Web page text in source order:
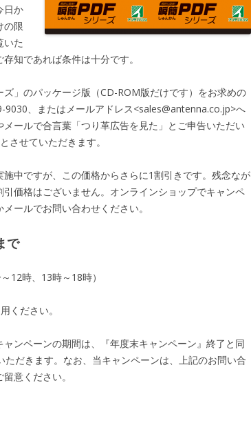
日か
の限
いた
知であれば条件は十分です。
」のパッケージ版（CD-ROM版だけです）をお求めの
、またはメールアドレス<sales@antenna.co.jp>へ
ールで合言葉「つり革広告を見た」とご申告いただい
させていただきます。
中ですが、この価格からさらに1割引きです。残念なが
価格はございません。オンラインショップでキャンペ
ールでお問い合わせください。
で
12時、13時～18時）
ください。
ャンペーンの期間は、『年度末キャンペーン』終了と同
だきます。なお、当キャンペーンは、上記のお問い合
意ください。